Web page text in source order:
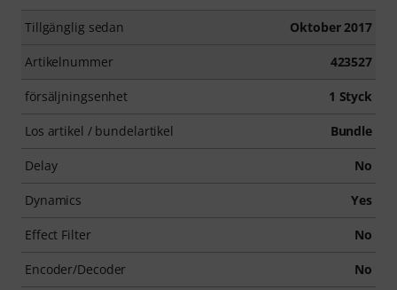
Tillgänglig sedan Oktober 2017
Artikelnummer 423527
försäljningsenhet 1 Styck
Los artikel / bundelartikel Bundle
Delay No
Dynamics Yes
Effect Filter No
Encoder/Decoder No